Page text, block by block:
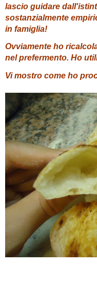
lascio guidare
sostanzialmente
in famiglia!
Ovviamente ho
nel prefermento. Ho
Vi mostro come ho